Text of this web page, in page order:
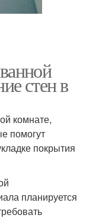
стен в
комнате,
помогут
покрытия
планируется